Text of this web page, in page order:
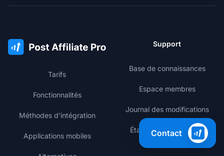
Tarifs
Fonctionnalités
Méthodes d'intégration
Applications mobiles
Support
Base de connaissances
Espace membres
Journal des modifications
État des performances
Contact